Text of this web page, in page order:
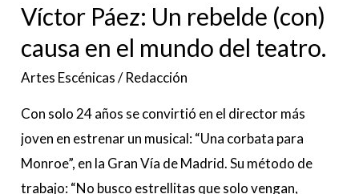
Víctor Páez: Un rebelde (con)
causa en el mundo del teatro.
Artes Escénicas/Redacción
Con solo 24 años se convirtió en el director más
joven en estrenar un musical: “Una corbata para
Monroe”, en la Gran Vía de Madrid. Su método de
trabajo: “No busco estrellitas que solo vengan,
del
teatro.